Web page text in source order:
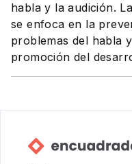
habla y la audición.
se enfoca en la
problemas del habla
promoción del